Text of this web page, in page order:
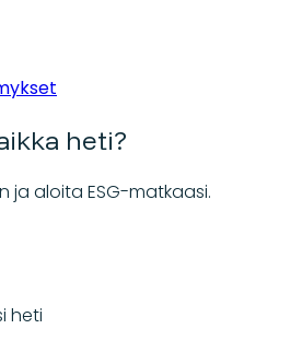
heti?
ja aloita ESG-matkaasi.
heti